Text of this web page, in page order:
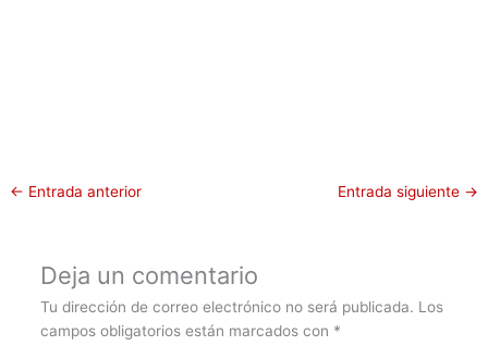
← Entrada anterior Entrada siguiente →
Deja un comentario
Tu dirección de correo electrónico no será publicada. Los
campos obligatorios están marcados con *